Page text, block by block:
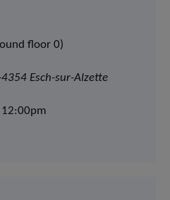
floor 0)
Esch-sur-Alzette